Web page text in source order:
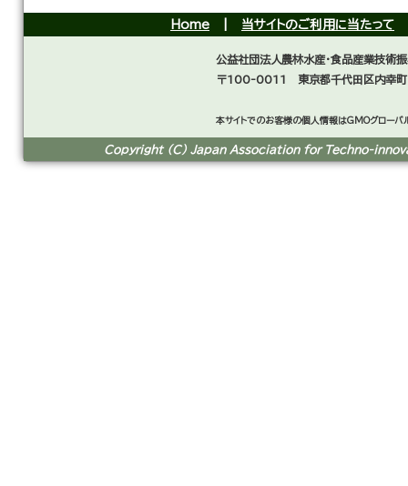
Home 当サイトのご利用に当たって
公益社団法人農林水産・食品産業技術
〒100-0011 東京都千代田区内幸
本サイトでのお客様の個人情報はGMOグローバ
Copyright (C) Japan Association for Techno-